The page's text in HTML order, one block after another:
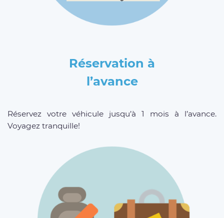
Réservation à
l’avance
Réservez votre véhicule jusqu’à 1 mois à l’avance.
Voyagez tranquille!